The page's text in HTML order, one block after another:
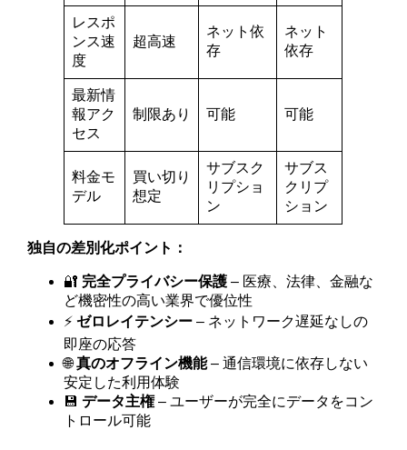
レスポ
ンス速
度
超高速
ネット依
存
ネット
依存
最新情
報アク
セス
制限あり 可能 可能
料金モ
デル
買い切り
想定
サブスク
リプショ
ン
サブス
クリプ
ション
独自の差別化ポイント：
🔐 完全プライバシー保護 – 医療、法律、金融な
ど機密性の高い業界で優位性
⚡ゼロレイテンシー – ネットワーク遅延なしの
即座の応答
🌐真のオフライン機能– 通信環境に依存しない
安定した利用体験
💾データ主権– ユーザーが完全にデータをコン
トロール可能